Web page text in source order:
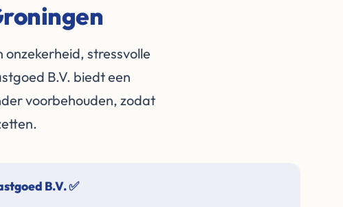
stressvolle
B.V. biedt een
voorbehouden, zodat
B.V. ✅